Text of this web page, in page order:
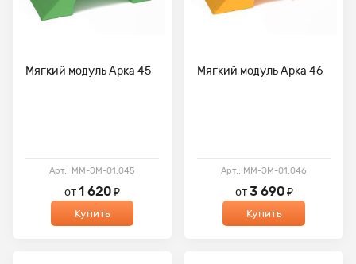
Мягкий модуль Арка 45
Арт.: ММ-ЭМ-01.045
от1 620₽
Купить
Мягкий модуль Арка 46
Арт.: ММ-ЭМ-01.046
от3 690₽
Купить